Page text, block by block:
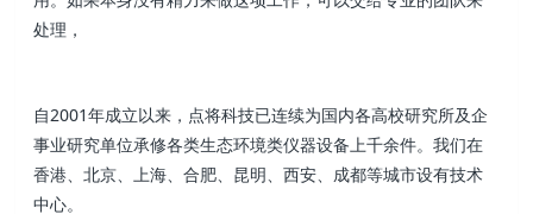
处理，
自2001年成立以来，点将科技已连续为国内各高校研究所及企
事业研究单位承修各类生态环境类仪器设备上千余件。我们在
香港、北京、上海、合肥、昆明、西安、成都等城市设有技术
中心。